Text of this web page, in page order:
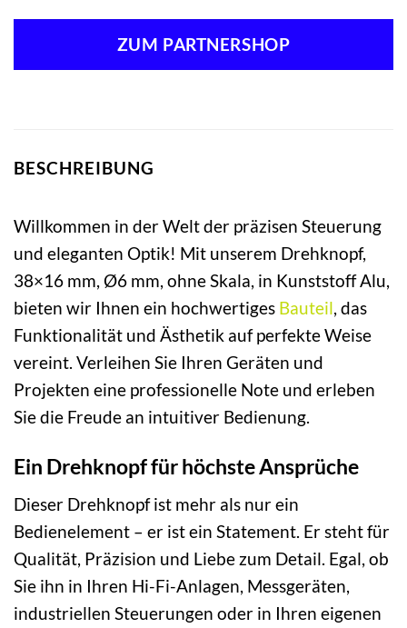
ZUM PARTNERSHOP
BESCHREIBUNG
Willkommen in der Welt der präzisen Steuerung
und eleganten Optik! Mit unserem Drehknopf,
38×16 mm, Ø6 mm, ohne Skala, in Kunststoff Alu,
bieten wir Ihnen ein hochwertiges Bauteil, das
Funktionalität und Ästhetik auf perfekte Weise
vereint. Verleihen Sie Ihren Geräten und
Projekten eine professionelle Note und erleben
Sie die Freude an intuitiver Bedienung.
Ein Drehknopf für höchste Ansprüche
Dieser Drehknopf ist mehr als nur ein
Bedienelement – er ist ein Statement. Er steht für
Qualität, Präzision und Liebe zum Detail. Egal, ob
Sie ihn in Ihren Hi-Fi-Anlagen, Messgeräten,
industriellen Steuerungen oder in Ihren eigenen